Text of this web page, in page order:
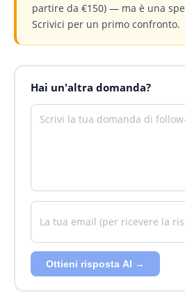
partire da €150) — ma è una
Scrivici per un primo confronto.
Hai un'altra domanda?
Ottieni risposta AI →